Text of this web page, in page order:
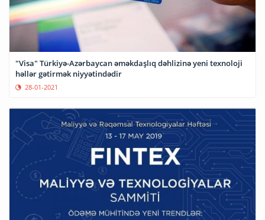
"Visa" Türkiyə-Azərbaycan əməkdaşlıq dəhlizinə yeni texnoloji
həllər gətirmək niyyətindədir
28-01-2021